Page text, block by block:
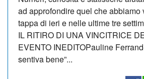
ad approfondire quel che abbiamo
tappa di ieri e nelle ultime tre
IL RITIRO DI UNA VINCITRICE
EVENTO INEDITOPauline
sentiva bene”...